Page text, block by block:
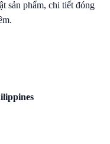
sản phẩm, chi tiết đóng